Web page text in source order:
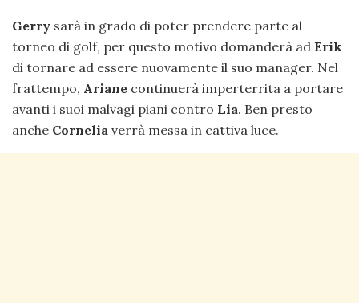
Gerry sarà in grado di poter prendere parte al
torneo di golf, per questo motivo domanderà ad Erik
di tornare ad essere nuovamente il suo manager. Nel
frattempo, Ariane continuerà imperterrita a portare
avanti i suoi malvagi piani contro Lia. Ben presto
anche Cornelia verrà messa in cattiva luce.